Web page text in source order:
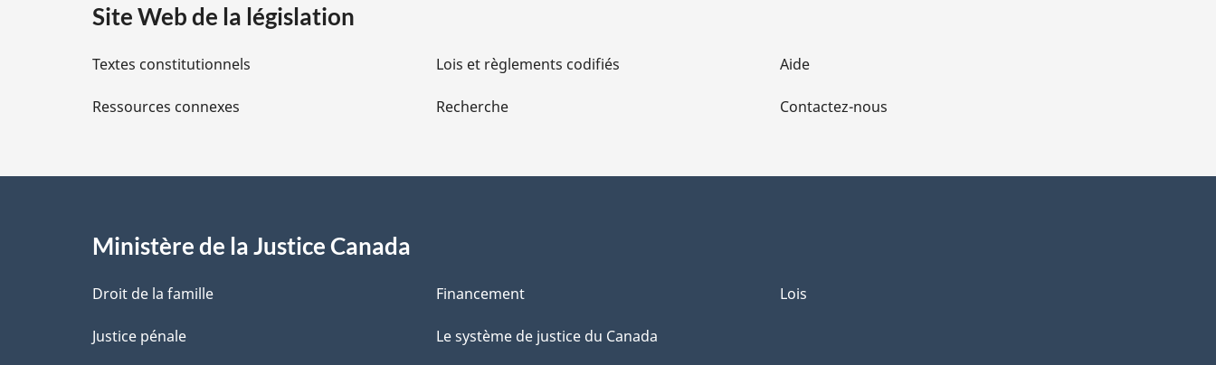
i
l
s
l
a
p
Site Web de la législation
Textes constitutionnels
Ressources connexes
Lois et règlements codifiés
Recherche
Aide
Contactez-nous
Ministère de la Justice Canada
Droit de la famille
Justice pénale
Financement
Le système de justice du Canada
Lois